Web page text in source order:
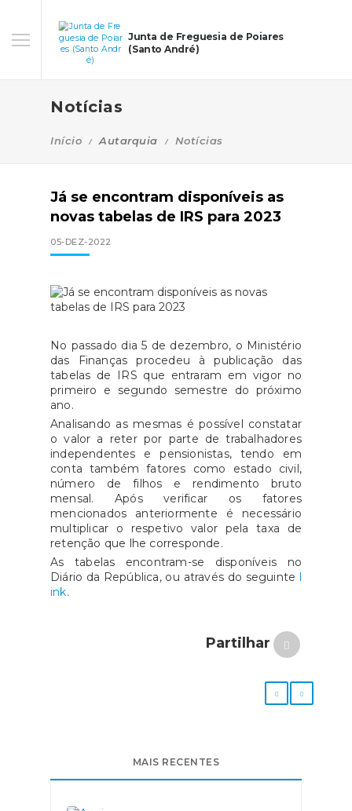
Junta de Freguesia de Poiares
(Santo André)
Notícias
Início Autarquia Notícias
Já se encontram disponíveis as
novas tabelas de IRS para 2023
05-DEZ-2022
No passado dia 5 de dezembro, o Ministério
das Finanças procedeu à publicação das
tabelas de IRS que entraram em vigor no
primeiro e segundo semestre do próximo
ano.
Analisando as mesmas é possível constatar
o valor a reter por parte de trabalhadores
independentes e pensionistas, tendo em
conta também fatores como estado civil,
número de filhos e rendimento bruto
mensal. Após verificar os fatores
mencionados anteriormente é necessário
multiplicar o respetivo valor pela taxa de
retenção que lhe corresponde.
As tabelas encontram-se disponíveis no
Diário da República, ou através do seguinte l
ink.
Partilhar
MAIS RECENTES